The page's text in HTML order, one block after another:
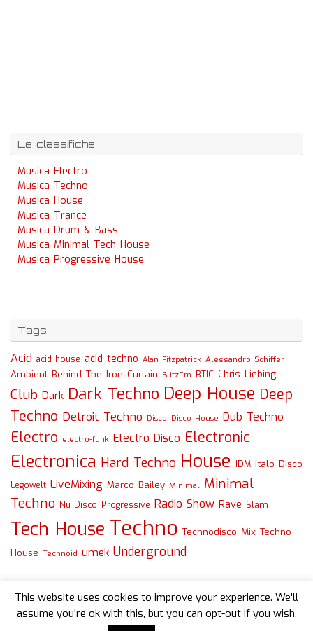
Le classifiche
Musica Electro
Musica Techno
Musica House
Musica Trance
Musica Drum & Bass
Musica Minimal Tech House
Musica Progressive House
Tags
Acid acid house acid techno Alan Fitzpatrick Alessandro Schiffer
Ambient Behind The Iron Curtain BlitzFm BTIC Chris Liebing
Club Dark Dark Techno Deep House Deep
Techno Detroit Techno Disco Disco House Dub Techno
Electro electro-funk Electro Disco Electronic
Electronica Hard Techno House IDM Italo Disco
Legowelt LiveMixing Marco Bailey Minimal Minimal
Techno Nu Disco Progressive Radio Show Rave Slam
Tech House Techno Technodisco Mix Techno
House Technoid umek Underground
This website uses cookies to improve your experience. We'll
assume you're ok with this, but you can opt-out if you wish.